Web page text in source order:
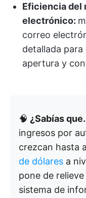
Eficiencia del
electrónico:
correo
detallada
apertura y
🧠 ¿Sabías
ingresos por
crezcan hasta
de dólares a
pone de
sistema de